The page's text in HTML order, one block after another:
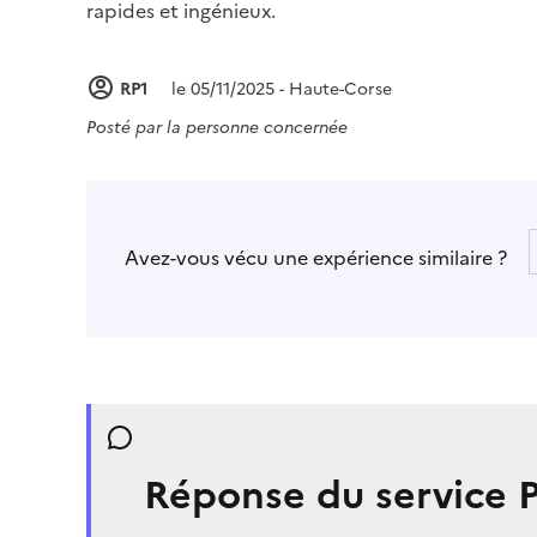
rapides et ingénieux.
RP1
le 05/11/2025 - Haute-Corse
Posté parla personne concernée
Avez-vous vécu une expérience similaire ?
Réponse du service